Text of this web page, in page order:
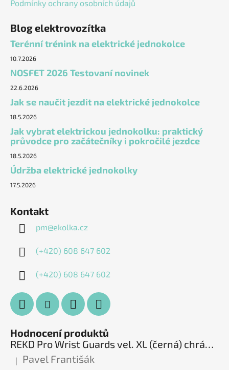
Podmínky ochrany osobních údajů
Blog elektrovozítka
Terénní trénink na elektrické jednokolce
10.7.2026
NOSFET 2026 Testovaní novinek
22.6.2026
Jak se naučit jezdit na elektrické jednokolce
18.5.2026
Jak vybrat elektrickou jednokolku: praktický
průvodce pro začátečníky i pokročilé jezdce
18.5.2026
Údržba elektrické jednokolky
17.5.2026
Kontakt
pm@ekolka.cz
(+420) 608 647 602
(+420) 608 647 602
Hodnocení produktů
REKD Pro Wrist Guards vel. XL (černá) chrániče zápěstí
Hodnocení produktu je 5 z 5 hvězdiček.
| Pavel Františák